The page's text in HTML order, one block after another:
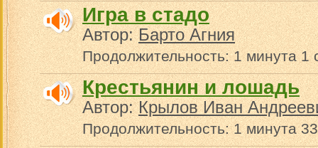
Игра в стадо
Автор:Барто Агния
Продолжительность: 1 минута 1
Крестьянин и лошадь
Автор:Крылов Иван
Продолжительность: 1 минута